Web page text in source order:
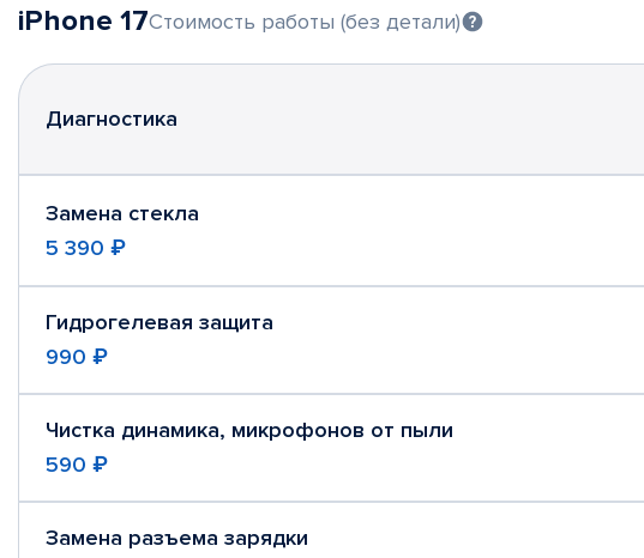
iPhone 17Стоимость работы (без детали)
Диагностика
Замена стекла
5 390 ₽
Гидрогелевая защита
990 ₽
Чистка динамика, микрофонов от пыли
590 ₽
Замена разъема зарядки